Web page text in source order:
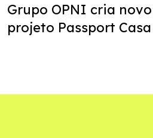
Grupo OPNI cria
projeto Passport